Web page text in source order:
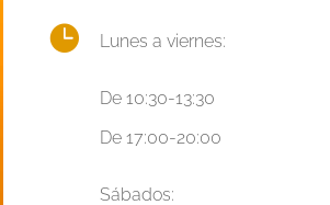
 Lunes a viernes:
De 10:30-13:30
De 17:00-20:00
Sábados: